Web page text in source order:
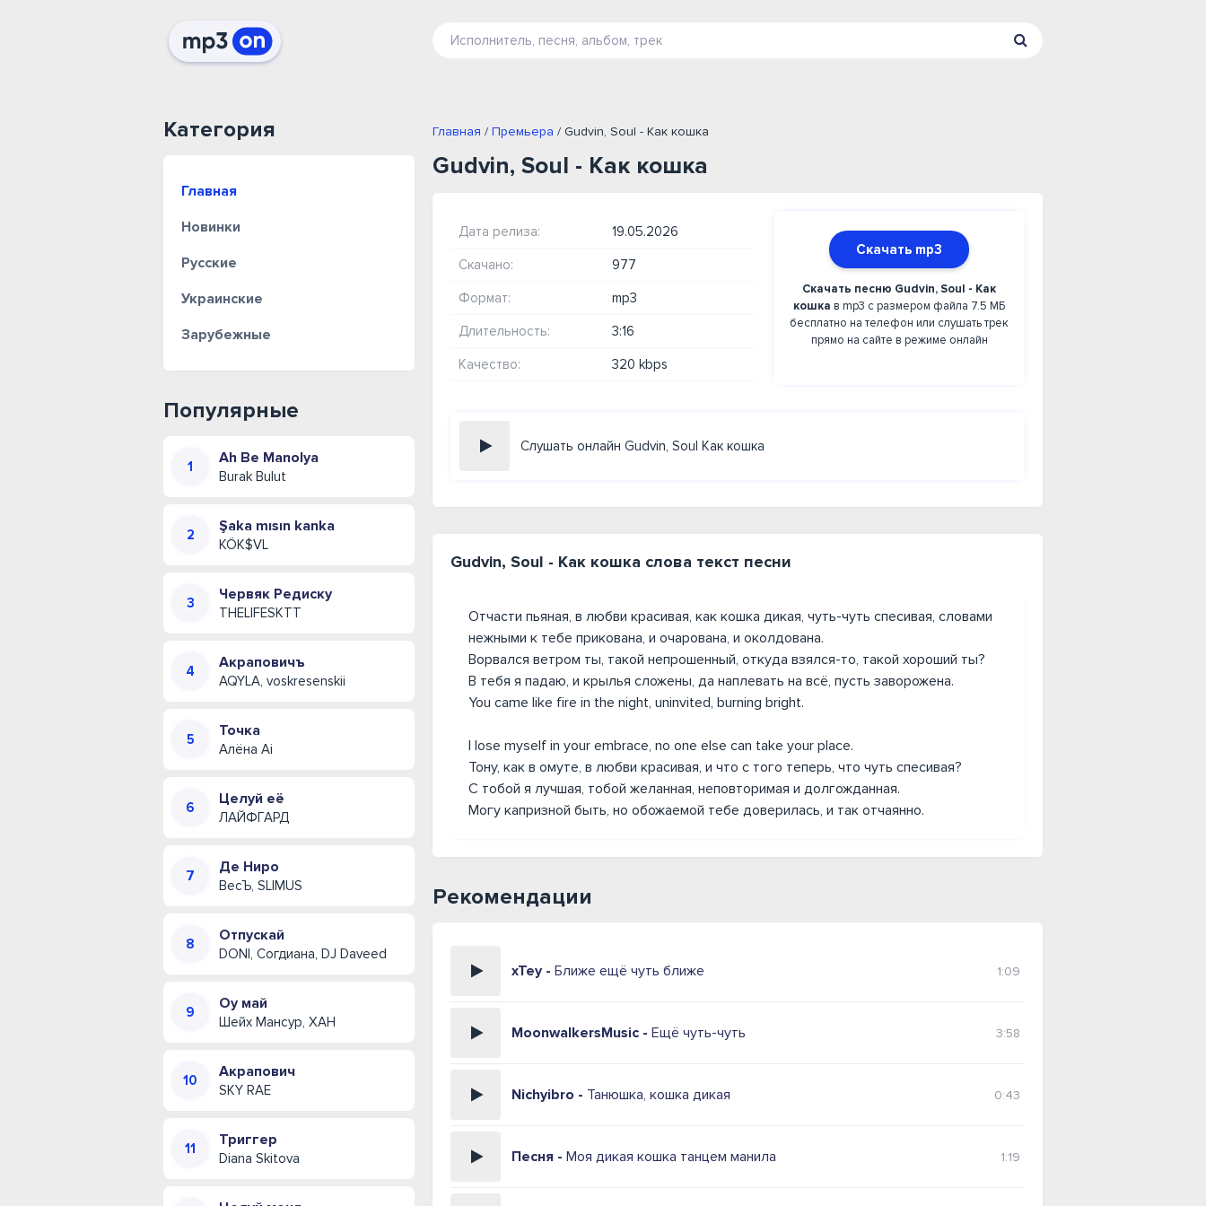
Категория
Главная
Новинки
Русские
Украинские
Зарубежные
Популярные
Ah Be Manolya
Burak Bulut
Şaka mısın kanka
KÖK$VL
Червяк Редиску
THELIFESKTT
Акраповичъ
AQYLA, voskresenskii
Точка
Алёна Ai
Целуй её
ЛАЙФГАРД
Де Ниро
ВесЪ, SLIMUS
Отпускай
DONI, Согдиана, DJ Daveed
Оу май
Шейх Мансур, ХАН
Акрапович
SKY RAE
Триггер
Diana Skitova
Главная / Премьера / Gudvin, Soul - Как кошка
Gudvin, Soul - Как кошка
Дата релиза: 19.05.2026
Скачано: 977
Формат: mp3
Длительность: 3:16
Качество: 320 kbps
Скачать mp3
Скачать песню Gudvin, Soul - Как
кошка в mp3 с размером файла 7.5 МБ
бесплатно на телефон или слушать трек
прямо на сайте в режиме онлайн
Слушать онлайн Gudvin, Soul Как кошка
Gudvin, Soul - Как кошка слова текст песни
Отчасти пьяная, в любви красивая, как кошка дикая, чуть-чуть спесивая, словами
нежными к тебе прикована, и очарована, и околдована.
Ворвался ветром ты, такой непрошенный, откуда взялся-то, такой хороший ты?
В тебя я падаю, и крылья сложены, да наплевать на всё, пусть заворожена.
You came like fire in the night, uninvited, burning bright.
I lose myself in your embrace, no one else can take your place.
Тону, как в омуте, в любви красивая, и что с того теперь, что чуть спесивая?
С тобой я лучшая, тобой желанная, неповторимая и долгожданная.
Могу капризной быть, но обожаемой тебе доверилась, и так отчаянно.
Рекомендации
xTey - Ближе ещё чуть ближе 1:09
MoonwalkersMusic - Ещё чуть-чуть 3:58
Nichyibro - Танюшка, кошка дикая 0:43
Песня - Моя дикая кошка танцем манила 1:19